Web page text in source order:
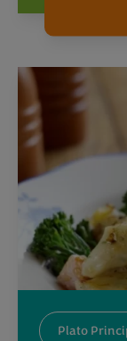
Plato